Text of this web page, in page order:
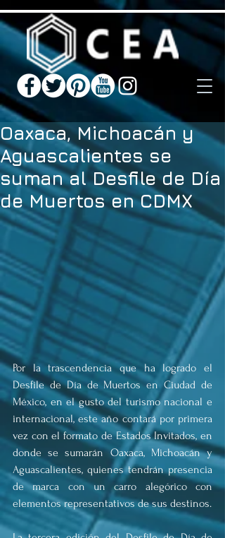
Oaxaca, Michoacán y
Aguascalientes se
suman al Desfile de Día
de Muertos en CDMX
Por la trascendencia que ha logrado el
Desfile de Día de Muertos en Ciudad de
México, en el gusto del turismo nacional e
internacional, este año contará por primera
vez con el formato de Estados Invitados, en
donde se sumarán Oaxaca, Michoacán y
Aguascalientes, quienes tendrán presencia
de marca con un carro alegórico con
elementos representativos de sus destinos.